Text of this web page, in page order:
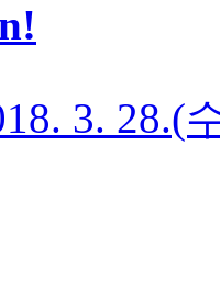
3. 28.(